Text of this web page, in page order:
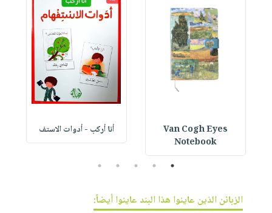
Van Cogh Eyes
Notebook
أنا أركب - أدوات الاستف
1
2
3
4
5
الزبائن الذين عاينوا هذا البند عاينوا أيضاً: